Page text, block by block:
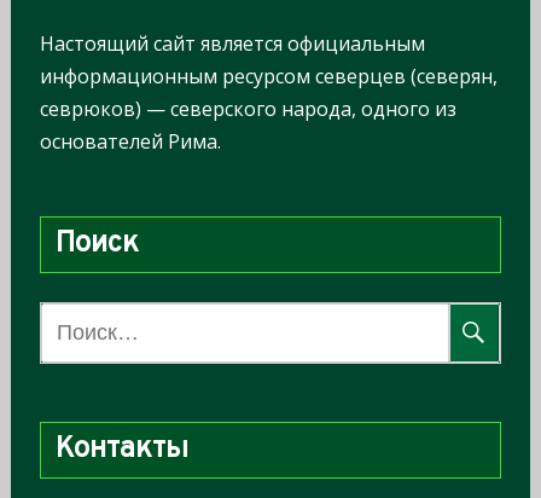
Настоящий сайт является официальным
информационным ресурсом северцев (северян,
севрюков) — северского народа, одного из
основателей Рима.
Поиск
т
:
Контакты